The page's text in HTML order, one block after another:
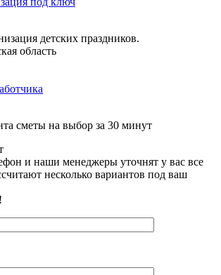
детских праздников.
область
сметы на выбор за 30 минут
и наши менеджеры уточнят у вас все
несколько вариантов под ваш